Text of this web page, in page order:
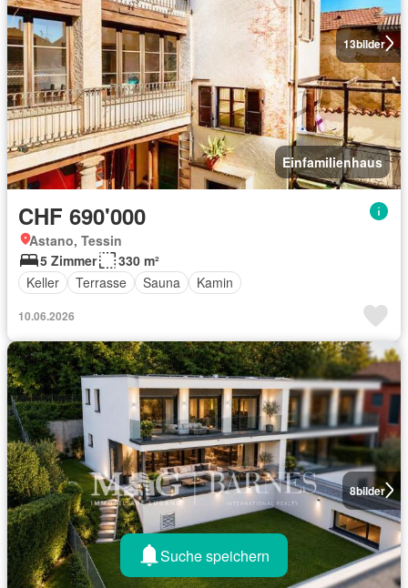
13bilder
Einfamilienhaus
CHF 690'000
Astano, Tessin
5 Zimmer
330 m²
Keller
Terrasse Sauna Kamin
10.06.2026
8bilder
Suche speichern